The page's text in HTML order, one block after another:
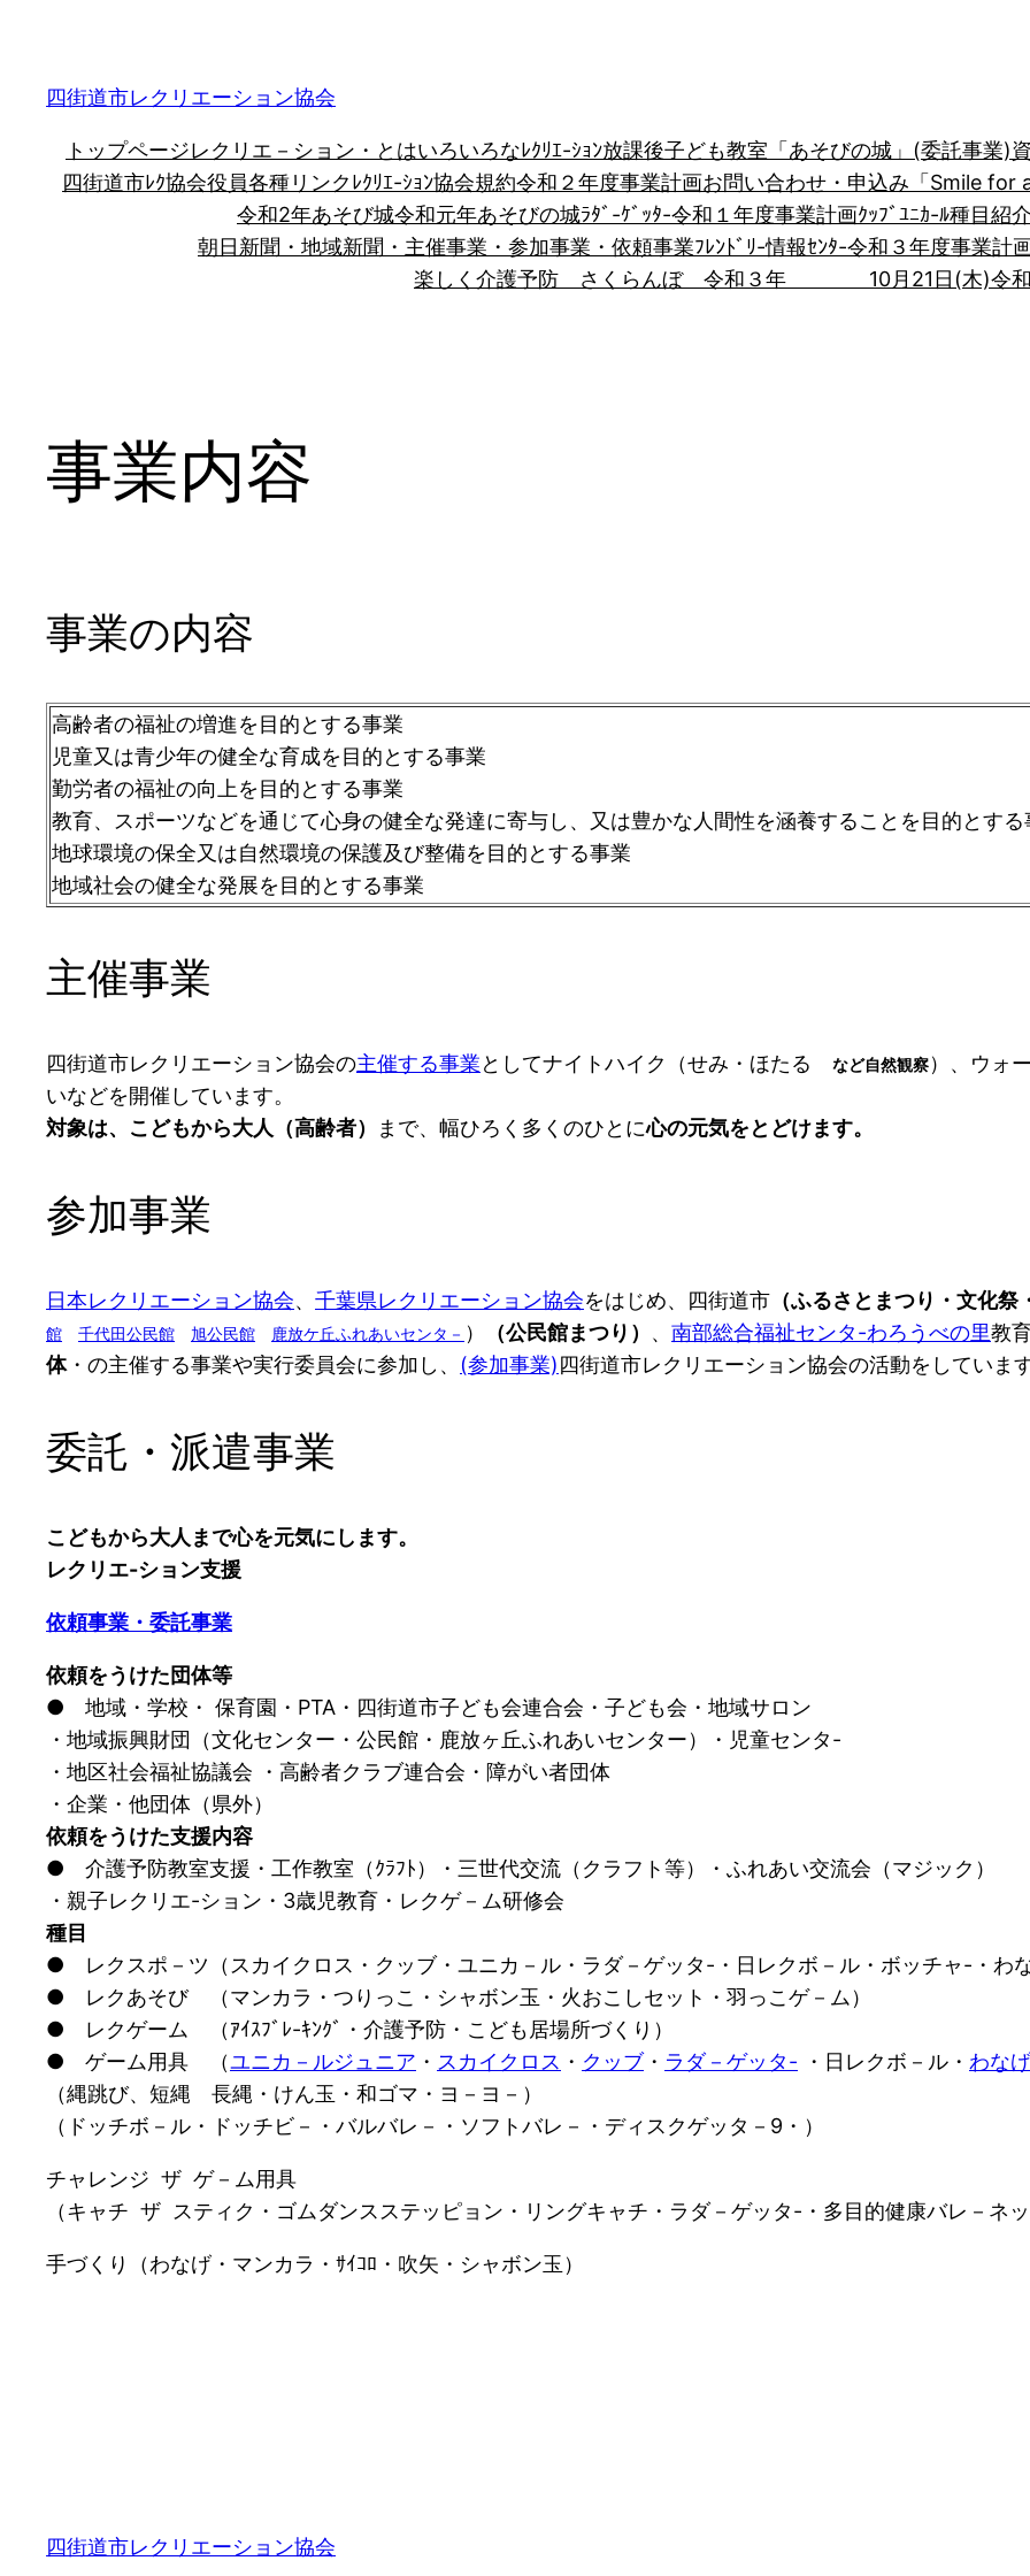
四街道市レクリエーション協会
トップページレクリエ－ション・とはいろいろなﾚｸﾘｴ-ｼｮﾝ放課後子ども教室「あそびの城」(委託事業)
四街道市ﾚｸ協会役員各種リンクﾚｸﾘｴ-ｼｮﾝ協会規約令和２年度事業計画お問い合わせ・申込み 「Smile for
令和2年あそび城令和元年あそびの城ﾗﾀﾞ-ｹﾞｯﾀ-令和１年度事業計画ｸｯﾌﾞﾕﾆｶ-ﾙ種目紹
朝日新聞・地域新聞・ 主催事業・参加事業・依頼事業ﾌﾚﾝﾄﾞﾘ-情報ｾﾝﾀ-令和３年度事業計
楽しく介護予防 さくらんぼ 令和３年 10月21日(木)令
事業内容
事業の内容
高齢者の福祉の増進を目的とする事業
児童又は青少年の健全な育成を目的とする事業
勤労者の福祉の向上を目的とする事業
教育、スポーツなどを通じて心身の健全な発達に寄与し、又は豊かな人間性を涵養することを目的とする
地球環境の保全又は自然環境の保護及び整備を目的とする事業
地域社会の健全な発展を目的とする事業
主催事業
四街道市レクリエーション協会の主催する事業としてナイトハイク（せみ・ほたる など自然観察）、ウォ
いなどを開催しています。
対象は、こどもから大人（高齢者）
まで、幅ひろく多くのひとに心の元気をとどけます。
参加事業
日本レクリエーション協会、 千葉県レクリエーション協会をはじめ、四街道市 （ふるさとまつり・文化祭
館 千代田公民館 旭公民館 鹿放ケ丘ふれあいセンタ－ ） （公民館まつり） 、 南部総合福祉センタ-わろうべの里教
体・の主催する事業や実行委員会に参加し、 (参加事業)四街道市レクリエーション協会の活動をしていま
委託・派遣事業
こどもから大人まで心を元気にします。
レクリエ-ション支援
依頼事業・委託事業
依頼をうけた団体等
● 地域・学校・ 保育園・PTA・四街道市子ども会連合会・子ども会・地域サロン
・地域振興財団（文化センター・公民館・鹿放ヶ丘ふれあいセンター）・児童センタ-
・地区社会福祉協議会 ・高齢者クラブ連合会・障がい者団体
・企業・他団体（県外）
依頼をうけた支援内容
● 介護予防教室支援・工作教室（ｸﾗﾌﾄ）・三世代交流（クラフト等）・ふれあい交流会（マジック）
・親子レクリエ-ション・3歳児教育・レクゲ－ム研修会
種目
● レクスポ－ツ（スカイクロス・クッブ・ユニカ－ル・ラダ－ゲッタ-・日レクボ－ル・ボッチャ-・わ
● レクあそび （マンカラ・つりっこ・シャボン玉・火おこしセット・羽っこゲ－ム）
● レクゲーム （ｱｲｽﾌﾞﾚ-ｷﾝｸﾞ・介護予防・こども居場所づくり）
● ゲーム用具 （ユニカ－ルジュニア ・ スカイクロス ・ クッブ・ ラダ－ゲッタ- ・日レクボ－ル・ わなげ
（縄跳び、短縄 長縄・けん玉・和ゴマ・ヨ－ヨ－）
（ドッチボ－ル・ドッチビ－・バルバレ－・ソフトバレ－・ディスクゲッタ－9・）
チャレンジ ザ ゲ－ム用具
（キャチ ザ スティク・ゴムダンスステッピョン・リングキャチ・ラダ－ゲッタ-・多目的健康バレ－ネ
手づくり（わなげ・マンカラ・ｻｲｺﾛ・吹矢・シャボン玉）
四街道市レクリエーション協会